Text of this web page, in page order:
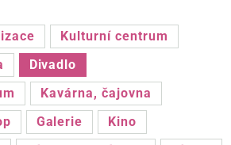
Kulturní centrum
Divadlo
Kavárna, čajovna
Galerie
Kino